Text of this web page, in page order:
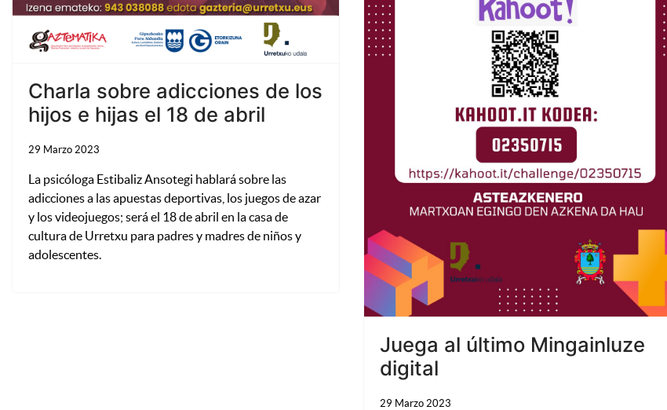
Charla sobre adicciones de los
hijos e hijas el 18 de abril
29 Marzo 2023
La psicóloga Estibaliz Ansotegi hablará sobre las
adicciones a las apuestas deportivas, los juegos de azar
y los videojuegos; será el 18 de abril en la casa de
cultura de Urretxu para padres y madres de niños y
adolescentes.
Juega al último Mingainluze
digital
29 Marzo 2023